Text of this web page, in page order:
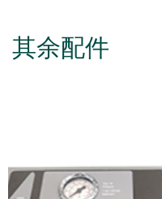
其余配件